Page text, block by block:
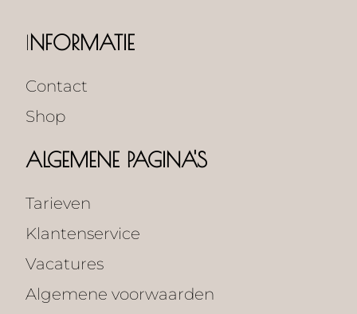
INFORMATIE
Contact
Shop
ALGEMENE PAGINA'S
Tarieven
Klantenservice
Vacatures
Algemene voorwaarden